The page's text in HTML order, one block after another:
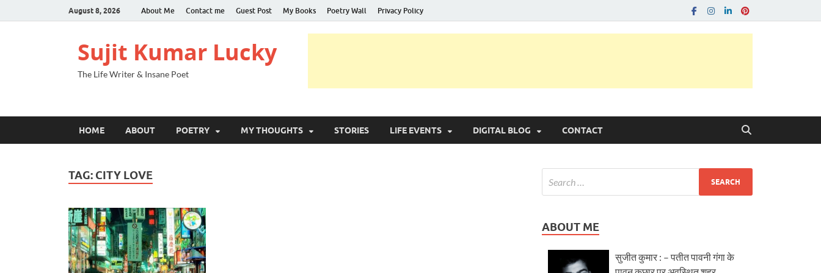
August 8, 2026 About Me Contact me Guest Post My Books Poetry Wall Privacy Policy
Sujit Kumar Lucky
The Life Writer & Insane Poet
HOME ABOUT POETRY MY THOUGHTS STORIES LIFE EVENTS DIGITAL BLOG CONTACT
TAG: CITY LOVE
ABOUT ME
सुजीत कुमार : – पतीत पावनी गंगा के